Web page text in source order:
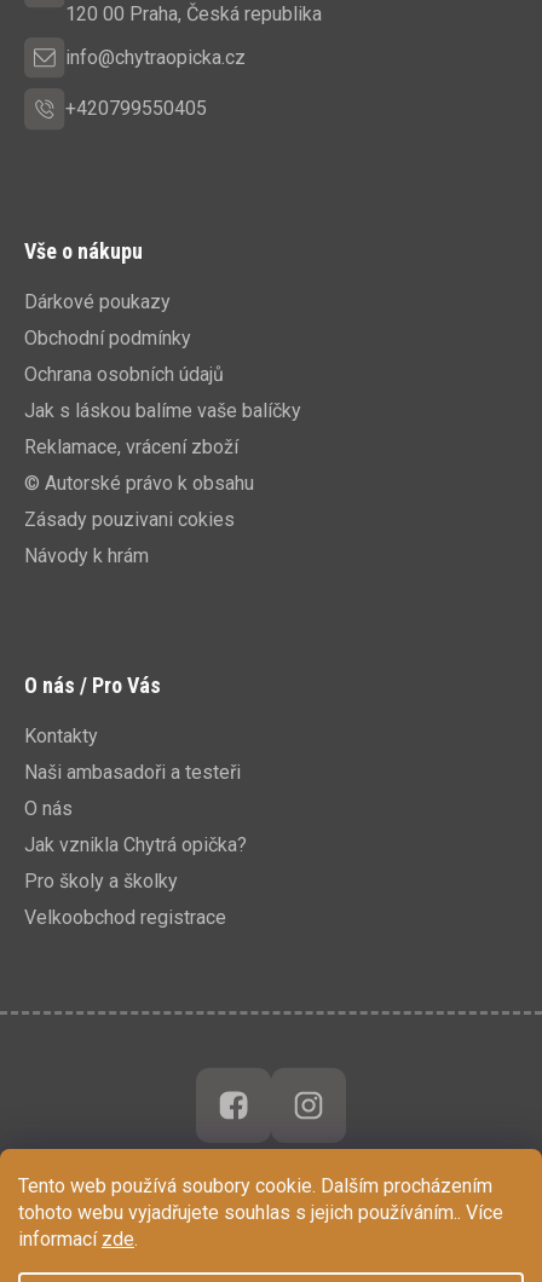
Tento web používá soubory cookie. Dalším procházením
tohoto webu vyjadřujete souhlas s jejich používáním.. Více
informací zde.
120 00 Praha, Česká republika
info@chytraopicka.cz
+420799550405
Vše o nákupu
Dárkové poukazy
Obchodní podmínky
Ochrana osobních údajů
Jak s láskou balíme vaše balíčky
Reklamace, vrácení zboží
© Autorské právo k obsahu
Zásady pouzivani cokies
Návody k hrám
O nás / Pro Vás
Kontakty
Naši ambasadoři a testeři
O nás
Jak vznikla Chytrá opička?
Pro školy a školky
Velkoobchod registrace